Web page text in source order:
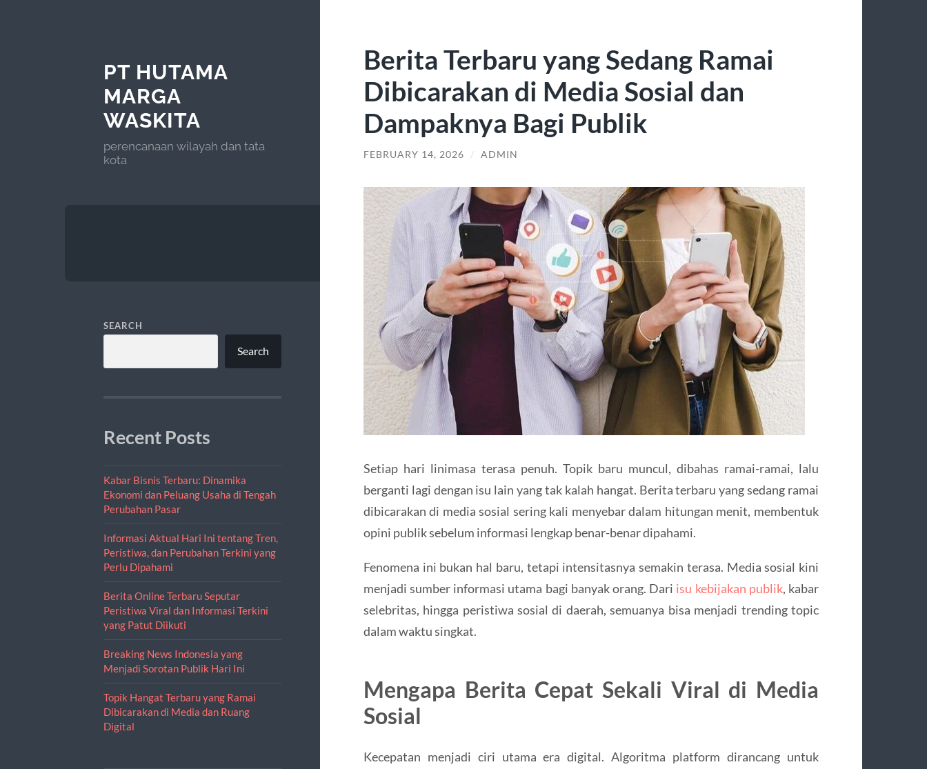
PT HUTAMA
MARGA
WASKITA
perencanaan wilayah dan tata
kota
SEARCH
Search
Recent Posts
Kabar Bisnis Terbaru: Dinamika
Ekonomi dan Peluang Usaha di Tengah
Perubahan Pasar
Informasi Aktual Hari Ini tentang Tren,
Peristiwa, dan Perubahan Terkini yang
Perlu Dipahami
Berita Online Terbaru Seputar
Peristiwa Viral dan Informasi Terkini
yang Patut Diikuti
Breaking News Indonesia yang
Menjadi Sorotan Publik Hari Ini
Topik Hangat Terbaru yang Ramai
Dibicarakan di Media dan Ruang
Digital
Berita Terbaru yang Sedang Ramai
Dibicarakan di Media Sosial dan
Dampaknya Bagi Publik
FEBRUARY 14, 2026 / ADMIN
Setiap hari linimasa terasa penuh. Topik baru muncul, dibahas ramai-ramai, lalu
berganti lagi dengan isu lain yang tak kalah hangat. Berita terbaru yang sedang ramai
dibicarakan di media sosial sering kali menyebar dalam hitungan menit, membentuk
opini publik sebelum informasi lengkap benar-benar dipahami.
Fenomena ini bukan hal baru, tetapi intensitasnya semakin terasa. Media sosial kini
menjadi sumber informasi utama bagi banyak orang. Dari isu kebijakan publik, kabar
selebritas, hingga peristiwa sosial di daerah, semuanya bisa menjadi trending topic
dalam waktu singkat.
Mengapa Berita Cepat Sekali Viral di Media
Sosial
Kecepatan menjadi ciri utama era digital. Algoritma platform dirancang untuk